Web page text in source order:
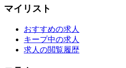
マイリスト
おすすめの求人
キープ中の求人
求人の閲覧履歴